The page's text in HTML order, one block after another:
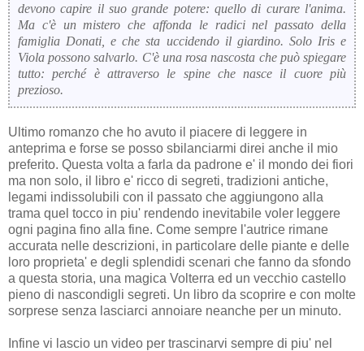
devono capire il suo grande potere: quello di curare l'anima.
Ma c'è un mistero che affonda le radici nel passato della
famiglia Donati, e che sta uccidendo il giardino. Solo Iris e
Viola possono salvarlo. C'è una rosa nascosta che può spiegare
tutto: perché è attraverso le spine che nasce il cuore più
prezioso.
Ultimo romanzo che ho avuto il piacere di leggere in
anteprima e forse se posso sbilanciarmi direi anche il mio
preferito. Questa volta a farla da padrone e' il mondo dei fiori
ma non solo, il libro e' ricco di segreti, tradizioni antiche,
legami indissolubili con il passato che aggiungono alla
trama quel tocco in piu' rendendo inevitabile voler leggere
ogni pagina fino alla fine. Come sempre l'autrice rimane
accurata nelle descrizioni, in particolare delle piante e delle
loro proprieta' e degli splendidi scenari che fanno da sfondo
a questa storia, una magica Volterra ed un vecchio castello
pieno di nascondigli segreti. Un libro da scoprire e con molte
sorprese senza lasciarci annoiare neanche per un minuto.
Infine vi lascio un video per trascinarvi sempre di piu' nel